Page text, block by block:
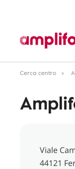
Cerca centro
Viale
44121